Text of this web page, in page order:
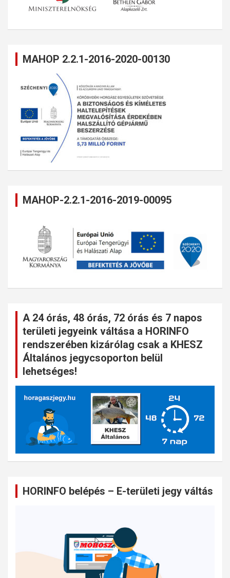
MAHOP 2.2.1-2016-2020-00130
MAHOP-2.2.1-2016-2019-00095
A 24 órás, 48 órás, 72 órás és 7 napos
területi jegyeink váltása a HORINFO
rendszerében kizárólag csak a KHESZ
Általános jegycsoporton belül
lehetséges!
HORINFO belépés – E-területi jegy váltás